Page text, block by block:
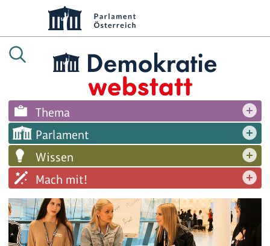
Thema
Parlament
Wissen
Mach mit!